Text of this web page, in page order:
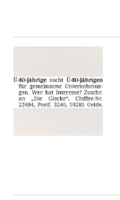
zur